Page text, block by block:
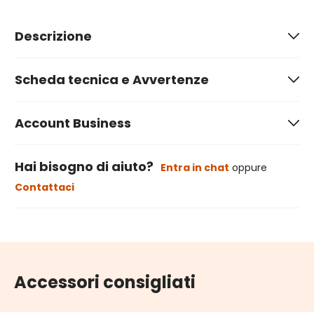
Descrizione
Scheda tecnica e Avvertenze
Account Business
Hai bisogno di aiuto? Entra in chat oppure
Contattaci
Accessori consigliati